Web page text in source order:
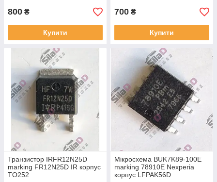
800 ₴
Купити
700 ₴
Купити
Транзистор IRFR12N25D
marking FR12N25D IR корпус
TO252
Мікросхема BUK7K89-100E
marking 78910E Nexperia
корпус LFPAK56D